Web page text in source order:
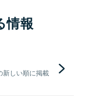
情報
新しい順に掲載